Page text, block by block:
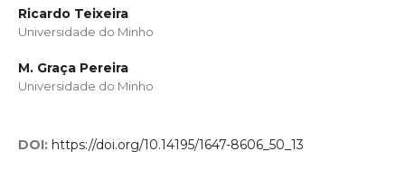
Ricardo Teixeira
Universidade do Minho
M. Graça Pereira
Universidade do Minho
DOI: https://doi.org/10.14195/1647-8606_50_13